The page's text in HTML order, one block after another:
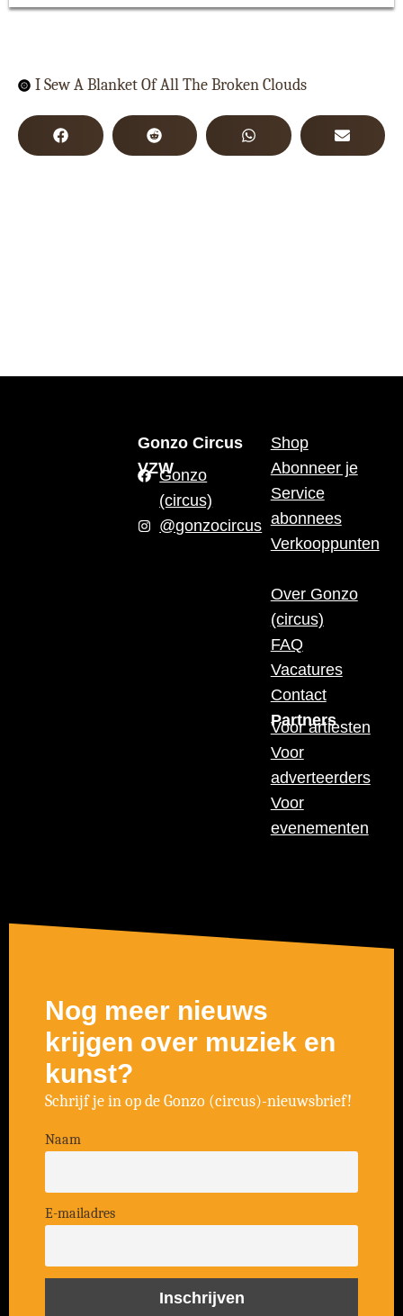
I Sew A Blanket Of All The Broken Clouds
Gonzo Circus
VZWGonzo
(circus)
@gonzocircus
Shop
Abonneer je
Service
abonnees
Verkooppunten
Over Gonzo
(circus)
FAQ
Vacatures
Contact
Partners
Voor artiesten
Voor
adverteerders
Voor
evenementen
Nog meer nieuws
krijgen over muziek en
kunst?
Schrijf je in op de Gonzo (circus)-nieuwsbrief!
Naam
E-mailadres